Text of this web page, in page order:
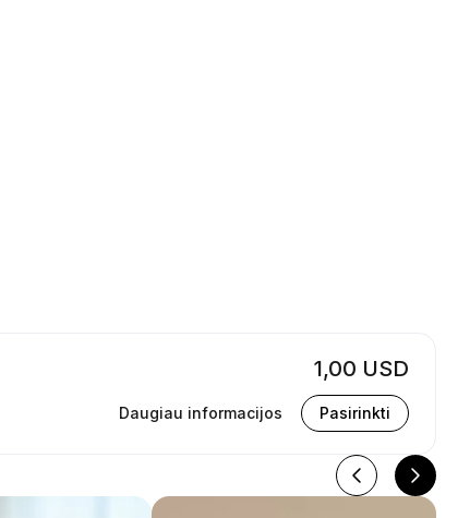
1,00 USD
Daugiau informacijos Pasirinkti